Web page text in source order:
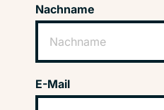
Nachname
E-Mail